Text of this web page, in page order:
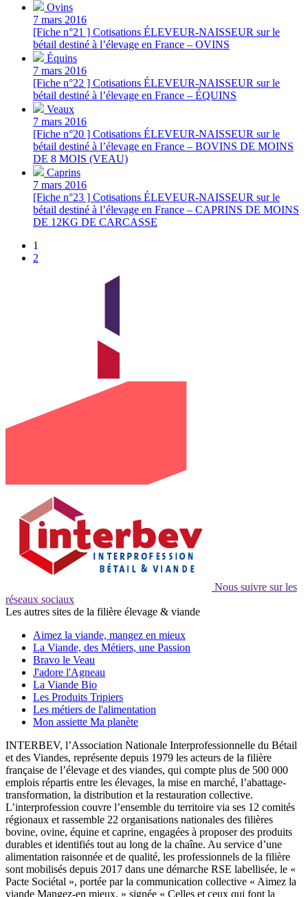
Ovins
7 mars 2016
[Fiche n°21 ] Cotisations ÉLEVEUR-NAISSEUR sur le
bétail destiné à l’élevage en France – OVINS
Équins
7 mars 2016
[Fiche n°22 ] Cotisations ÉLEVEUR-NAISSEUR sur le
bétail destiné à l’élevage en France – ÉQUINS
Veaux
7 mars 2016
[Fiche n°20 ] Cotisations ÉLEVEUR-NAISSEUR sur le
bétail destiné à l’élevage en France – BOVINS DE MOINS
DE 8 MOIS (VEAU)
Caprins
7 mars 2016
[Fiche n°23 ] Cotisations ÉLEVEUR-NAISSEUR sur le
bétail destiné à l’élevage en France – CAPRINS DE MOINS
DE 12KG DE CARCASSE
1
2
Nous suivre sur les
réseaux sociaux
Les autres sites de la filière élevage & viande
Aimez la viande, mangez en mieux
La Viande, des Métiers, une Passion
Bravo le Veau
J'adore l'Agneau
La Viande Bio
Les Produits Tripiers
Les métiers de l'alimentation
Mon assiette Ma planète
INTERBEV, l’Association Nationale Interprofessionnelle du Bétail
et des Viandes, représente depuis 1979 les acteurs de la filière
française de l’élevage et des viandes, qui compte plus de 500 000
emplois répartis entre les élevages, la mise en marché, l’abattage-
transformation, la distribution et la restauration collective.
L’interprofession couvre l’ensemble du territoire via ses 12 comités
régionaux et rassemble 22 organisations nationales des filières
bovine, ovine, équine et caprine, engagées à proposer des produits
durables et identifiés tout au long de la chaîne. Au service d’une
alimentation raisonnée et de qualité, les professionnels de la filière
sont mobilisés depuis 2017 dans une démarche RSE labellisée, le «
Pacte Sociétal », portée par la communication collective « Aimez la
viande Mangez-en mieux. » signée « Celles et ceux qui font la